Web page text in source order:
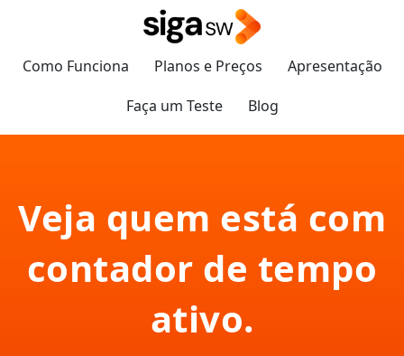
Como Funciona Planos e Preços
Apresentação
Faça um Teste
Blog
Veja quem está com
contador de tempo
ativo.